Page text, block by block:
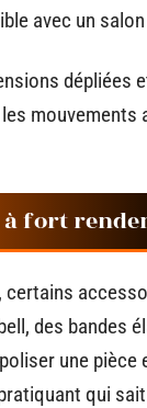
avec un
dépliées
à fort
certains
des bandes
une pièce
qui